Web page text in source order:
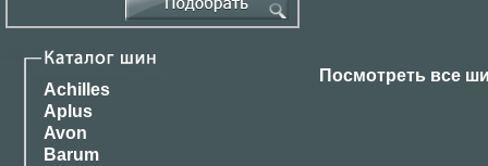
Achilles
Aplus
Avon
Barum
Посмотреть все